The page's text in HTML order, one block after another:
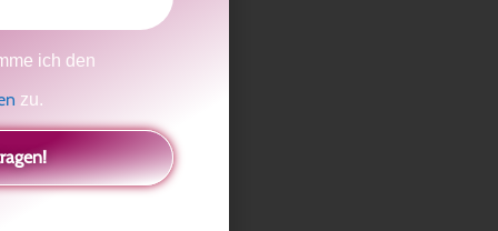
noch
ich den
zu.